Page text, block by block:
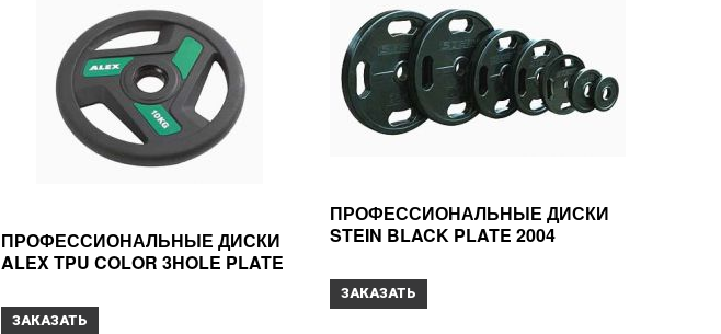
ПРОФЕССИОНАЛЬНЫЕ ДИСКИ
ALEX TPU COLOR 3HOLE PLATE
ЗАКАЗАТЬ
ПРОФЕССИОНАЛЬНЫЕ ДИСКИ
STEIN BLACK PLATE 2004
ЗАКАЗАТЬ